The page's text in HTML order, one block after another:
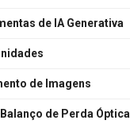
de IA Generativa
de Imagens
de Perda Óptica